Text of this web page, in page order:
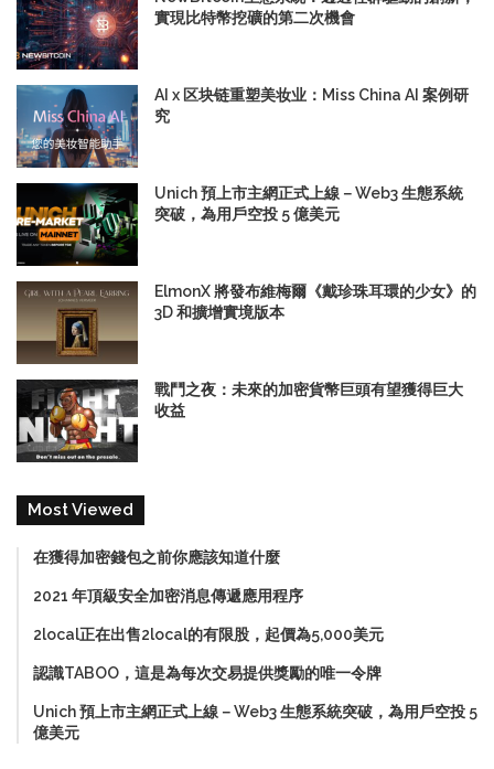
實現比特幣挖礦的第二次機會
AI x 区块链重塑美妆业：Miss China AI 案例研
究
Unich 預上市主網正式上線－Web3 生態系統
突破，為用戶空投 5 億美元
ElmonX 將發布維梅爾《戴珍珠耳環的少女》的
3D 和擴增實境版本
戰鬥之夜：未來的加密貨幣巨頭有望獲得巨大
收益
Most Viewed
在獲得加密錢包之前你應該知道什麼
2021 年頂級安全加密消息傳遞應用程序
2local正在出售2local的有限股，起價為5,000美元
認識TABOO，這是為每次交易提供獎勵的唯一令牌
Unich 預上市主網正式上線－Web3 生態系統突破，為用戶空投 5
億美元